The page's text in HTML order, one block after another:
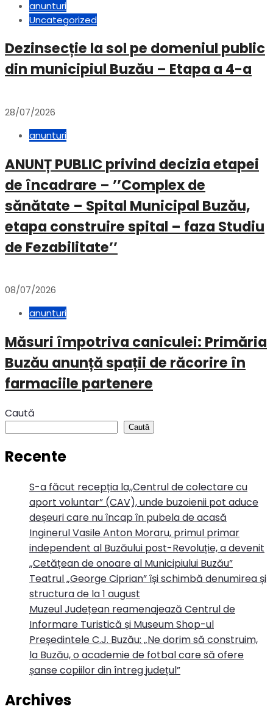
anunturi
Uncategorized
Dezinsecție la sol pe domeniul public
din municipiul Buzău – Etapa a 4-a
28/07/2026
anunturi
ANUNȚ PUBLIC privind decizia etapei
de încadrare – ’’Complex de
sănătate – Spital Municipal Buzău,
etapa construire spital – faza Studiu
de Fezabilitate’’
08/07/2026
anunturi
Măsuri împotriva caniculei: Primăria
Buzău anunță spații de răcorire în
farmaciile partenere
Caută
Caută
Recente
S-a făcut recepția la,,Centrul de colectare cu
aport voluntar” (CAV), unde buzoienii pot aduce
deșeuri care nu încap în pubela de acasă
Inginerul Vasile Anton Moraru, primul primar
independent al Buzăului post-Revoluție, a devenit
„Cetățean de onoare al Municipiului Buzău”
Teatrul „George Ciprian” își schimbă denumirea și
structura de la 1 august
Muzeul Județean reamenajează Centrul de
Informare Turistică și Museum Shop-ul
Președintele C.J. Buzău: „Ne dorim să construim,
la Buzău, o academie de fotbal care să ofere
șanse copiilor din întreg județul”
Archives